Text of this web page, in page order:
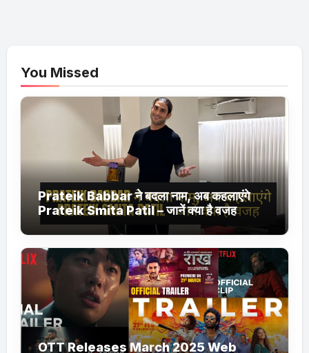
You Missed
Prateik Babbar ने बदला नाम, अब कहलाएंगे
Prateik Smita Patil – जानें क्या है वजह
OTT Releases March 2025 Web